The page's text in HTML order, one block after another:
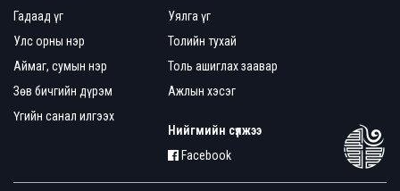
Гадаад үг
Улс орны нэр
Аймаг, сумын нэр
Зөв бичгийн дүрэм
Үгийн санал илгээх
Уялга үг
Толийн тухай
Толь ашиглах заавар
Ажлын хэсэг
Нийгмийн сүлжээ
Facebook